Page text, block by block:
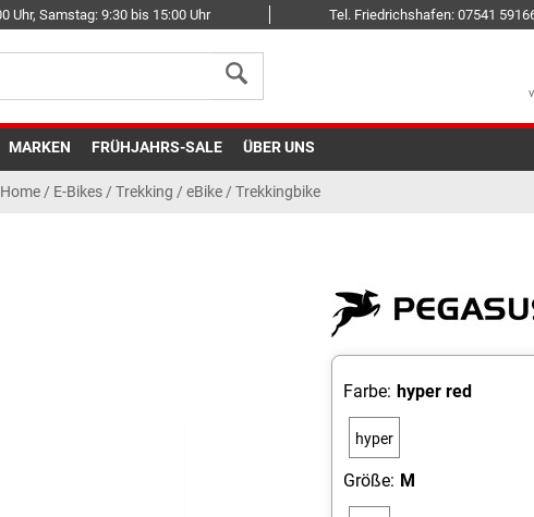
Uhr, Samstag: 9:30 bis 15:00 Uhr Tel. Friedrichshafen: 07541
MARKEN FRÜHJAHRS-SALE ÜBER UNS
Home / E-Bikes / Trekking / eBike / Trekkingbike
Farbe: hyper red
hyper
Größe: M